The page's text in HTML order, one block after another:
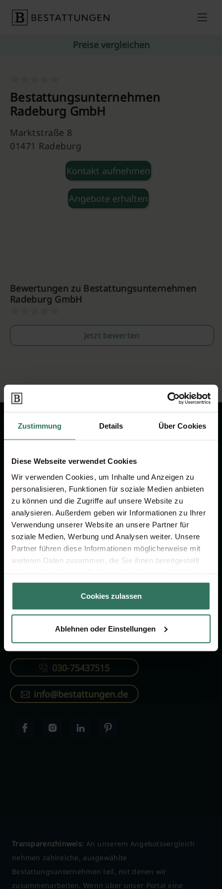
Zustimmung Details Über Cookies
Diese Webseite verwendet Cookies
Wir verwenden Cookies, um Inhalte und Anzeigen zu
personalisieren, Funktionen für soziale Medien anbieten
zu können und die Zugriffe auf unsere Website zu
analysieren. Außerdem geben wir Informationen zu Ihrer
Verwendung unserer Website an unsere Partner für
soziale Medien, Werbung und Analysen weiter. Unsere
Partner führen diese Informationen möglicherweise mit
weiteren Daten zusammen, die Sie ihnen bereitgestellt
gesammelt haben.
Cookies zulassen
Ablehnen oder Einstellungen
Preise vergleichen
Bestattungsunternehmen
Radeburg GmbH
Marktstraße 8
01471 Radeburg
Kontakt aufnehmen
Angebote erhalten
Bewertungen zu Bestattungsunternehmen
Radeburg GmbH
Jetzt bewerten
um das Thema Bestattung &
Vorsorge.
Jetzt beraten lassen
FÜR SIE
Vergleich
Ratgeber
FÜR BESTATTER
Online-Portal
Kostenlos registrieren
KONTAKTIEREN SIE UNS
030-75437515
info@bestattungen.de
Transparenzhinweis: An unserem Angebotsvergleich
nehmen zahlreiche, ausgewählte
Bestattungsunternehmen teil, mit denen wir
zusammenarbeiten. Wenn über unser Portal eine